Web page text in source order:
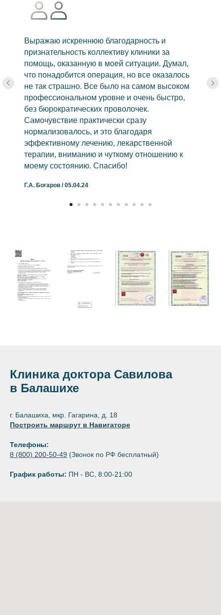
Выражаю искреннюю благодарность и
признательность коллективу клиники за
помощь, оказанную в моей ситуации. Думал,
что понадобится операция, но все оказалось
не так страшно. Все было на самом высоком
профессиональном уровне и очень быстро,
без бюрократических проволочек.
Самочувствие практически сразу
нормализовалось, и это благодаря
эффективному лечению, лекарственной
терапии, вниманию и чуткому отношению к
моему состоянию. Спасибо!
Г.А. Богаров / 05.04.24
Клиника доктора Савилова
в Балашихе
г. Балашиха, мкр. Гагарина, д. 18
Построить маршрут в Навигаторе
Телефоны:
8 (800) 200-50-49 (Звонок по РФ бесплатный)
График работы: ПН - ВС, 8:00-21:00